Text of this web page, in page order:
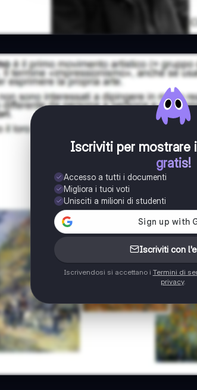
Iscriviti per mostrare
gratis!
Accesso a tutti i documenti
Migliora i tuoi voti
Unisciti a milioni di studenti
Iscriviti con
Iscrivendosi si accettano i Termini di
privacy.